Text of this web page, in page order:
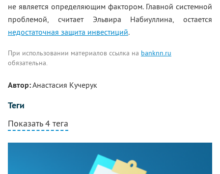
не является определяющим фактором. Главной системной
проблемой, считает Эльвира Набиуллина, остается
недостаточная защита инвестиций.
При использовании материалов ссылка на banknn.ru
обязательна.
Автор:Анастасия Кучерук
Теги
Показать 4 тега